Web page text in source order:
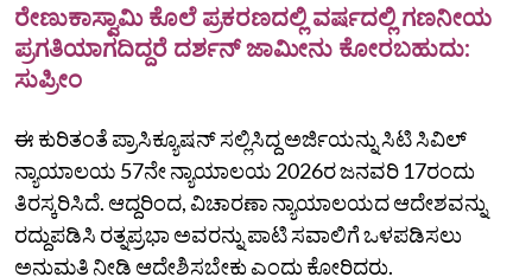
ರೇಣುಕಾಸ್ವಾಮಿ ಕೊಲೆ ಪ್ರಕರಣದಲ್ಲಿ ವರ್ಷದಲ್ಲಿ ಗಣನೀಯ
ಪ್ರಗತಿಯಾಗದಿದ್ದರೆ ದರ್ಶನ್‌ ಜಾಮೀನು ಕೋರಬಹುದು:
ಸುಪ್ರೀಂ
ಈ ಕುರಿತಂತೆ ಪ್ರಾಸಿಕ್ಯೂಷನ್‌ ಸಲ್ಲಿಸಿದ್ದ ಅರ್ಜಿಯನ್ನು ಸಿಟಿ ಸಿವಿಲ್‌
ನ್ಯಾಯಾಲಯ 57ನೇ ನ್ಯಾಯಾಲಯ 2026ರ ಜನವರಿ 17ರಂದು
ತಿರಸ್ಕರಿಸಿದೆ. ಆದ್ದರಿಂದ, ವಿಚಾರಣಾ ನ್ಯಾಯಾಲಯದ ಆದೇಶವನ್ನು
ರದ್ದುಪಡಿಸಿ ರತ್ನಪ್ರಭಾ ಅವರನ್ನು ಪಾಟಿ ಸವಾಲಿಗೆ ಒಳಪಡಿಸಲು
ಅನುಮತಿ ನೀಡಿ ಆದೇಶಿಸಬೇಕು ಎಂದು ಕೋರಿದರು.